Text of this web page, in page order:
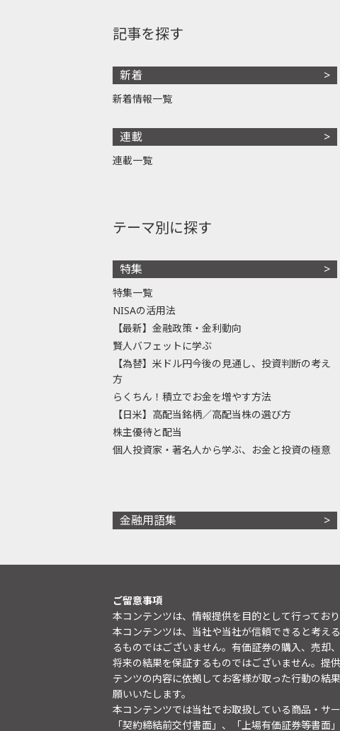
記事を探す
新着
新着情報一覧
連載
連載一覧
テーマ別に探す
特集
特集一覧
NISAの活用法
【最新】金融政策・金利動向
賢人バフェットに学ぶ
【為替】米ドル円今後の見通し、投資判断の考え
方
らくちん！積立でお金を増やす方法
【日米】高配当銘柄／高配当株の選び方
株主優待と配当
個人投資家・著名人から学ぶ、お金と投資の極意
金融用語集
ご留意事項
本コンテンツは、情報提供を目的として行っており
本コンテンツは、当社や当社が信頼できると考え
るものではございません。有価証券の購入、売却
将来の結果を保証するものではございません。提
テンツの内容に依拠してお客様が取った行動の結
願いいたします。
本コンテンツでは当社でお取扱している商品・サ
「契約締結前交付書面」、「上場有価証券等書